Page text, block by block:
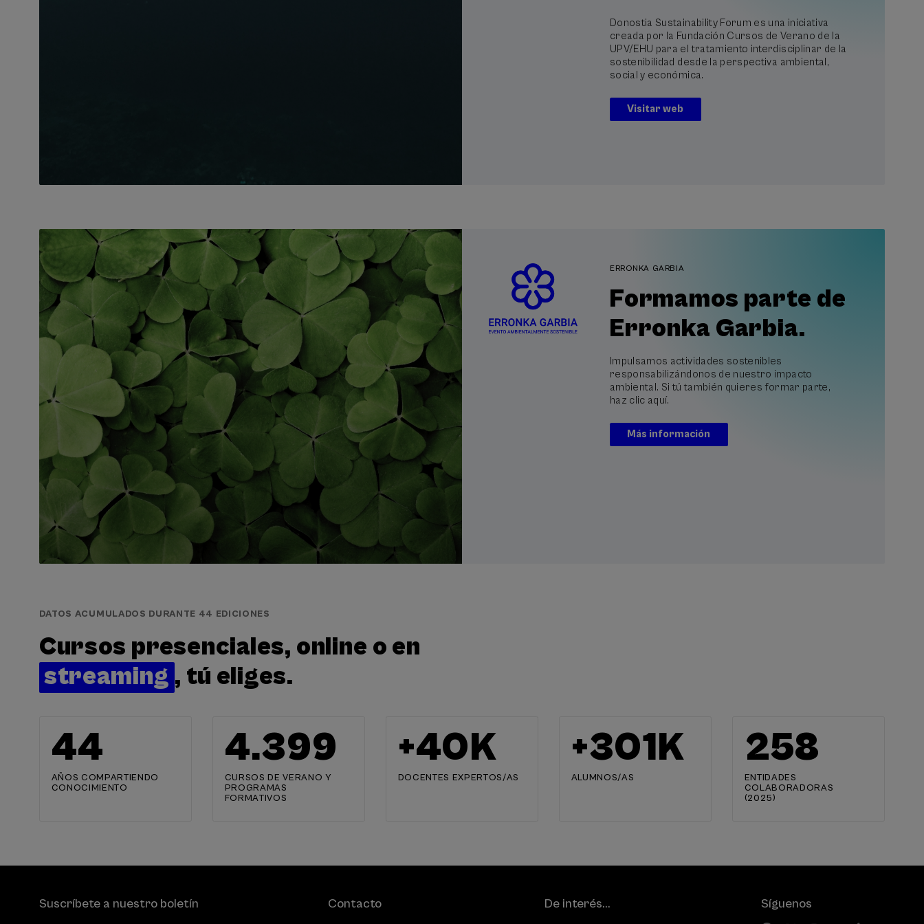
Donostia Sustainability Forum es una iniciativa
creada por la Fundación Cursos de Verano de la
UPV/EHU para el tratamiento interdisciplinar de la
sostenibilidad desde la perspectiva ambiental,
social y económica.
Visitar web
ERRONKA GARBIA
Formamos parte de
Erronka Garbia.
Impulsamos actividades sostenibles
responsabilizándonos de nuestro impacto
ambiental. Si tú también quieres formar parte,
haz clic aquí.
Más información
DATOS ACUMULADOS DURANTE 44 EDICIONES
Cursos presenciales, online o en
streaming , tú eliges.
44
AÑOS COMPARTIENDO
CONOCIMIENTO
4.400
CURSOS DE VERANO Y
PROGRAMAS
FORMATIVOS
+40K
DOCENTES EXPERTOS/AS
+302K
ALUMNOS/AS
259
ENTIDADES
COLABORADORAS
(2025)
Suscríbete a nuestro boletín Contacto De interés... Síguenos